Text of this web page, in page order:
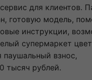
для клиентов.
готовую модель,
инструкции,
супермаркет
взнос,
тысяч рублей.